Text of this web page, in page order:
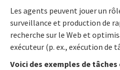
Les agents peuvent jouer un
surveillance et production de
recherche sur le Web et
exécuteur (p. ex., exécution de
Voici des exemples de